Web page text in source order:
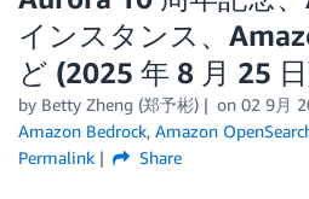
エディション
インスタンス、
ど (2025 年 8 月 25
by Betty Zheng (郑予彬) on 02 9月
Amazon Bedrock, Amazon
Permalink
Share